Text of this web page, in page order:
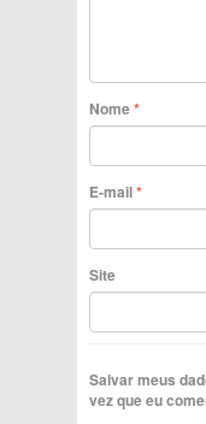
Nome*
E-mail*
Site
Salvar meus
vez que eu